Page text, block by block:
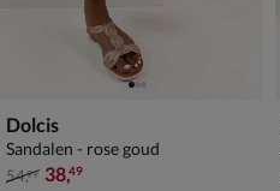
Dolcis
Sandalen - rose goud
van € 54,99 voor € 38,49
54,99 38,49